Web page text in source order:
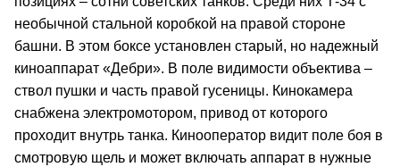
необычной стальной коробкой на правой стороне
башни. В этом боксе установлен старый, но надежный
киноаппарат «Дебри». В поле видимости объектива –
ствол пушки и часть правой гусеницы. Кинокамера
снабжена электромотором, привод от которого
проходит внутрь танка. Кинооператор видит поле боя в
смотровую щель и может включать аппарат в нужные